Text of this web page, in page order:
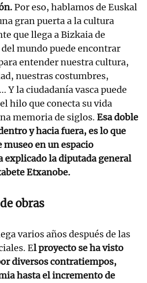
Por eso, hablamos de Euskal
gran puerta a la cultura
que llega a Bizkaia de
mundo puede encontrar
entender nuestra cultura,
nuestras costumbres,
Y la ciudadanía vasca puede
hilo que conecta su vida
memoria de siglos. Esa doble
y hacia fuera, es lo que
museo en un espacio
explicado la diputada general
Etxanobe.
obras
varios años después de las
El proyecto se ha visto
diversos contratiempos,
hasta el incremento de